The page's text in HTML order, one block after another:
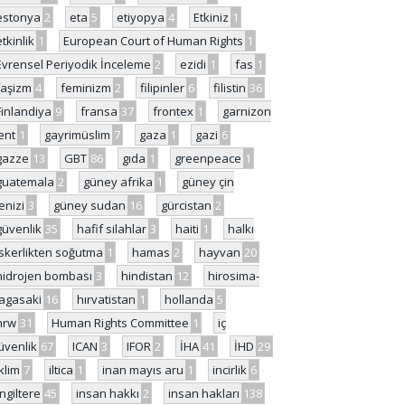
2 eta 5 etiyopya 4 Etkiniz 1
1 European Court of Human Rights 1
Periyodik İnceleme 2 ezidi 1 fas 1
4 feminizm 2 filipinler 6 filistin 36
9 fransa 37 frontex 1
garnizon
1 gayrimüslim 7 gaza 1 gazi 6
13 GBT 86 gıda 1 greenpeace 1
2 güney afrika 1
güney çin
3 güney sudan 16 gürcistan 2
35 hafif silahlar 3 haiti 1
halkı
soğutma 1 hamas 2 hayvan 20
bombası 3 hindistan 12
hirosima-
16 hırvatistan 1 hollanda 5
31 Human Rights Committee 1
iç
67 ICAN 3 IFOR 2 İHA 41 İHD 29
7 iltica 1 inan mayıs aru 1 incirlik 6
45 insan hakkı 2 insan hakları 138